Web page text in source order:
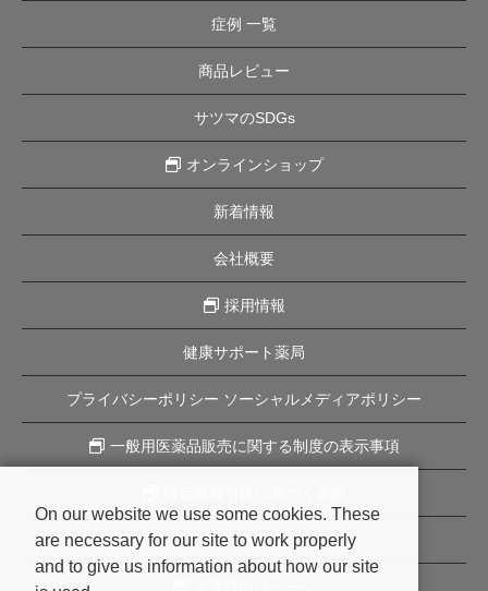
症例 一覧
商品レビュー
サツマのSDGs
オンラインショップ
新着情報
会社概要
採用情報
健康サポート薬局
プライバシーポリシー ソーシャルメディアポリシー
一般用医薬品販売に関する制度の表示事項
企業理念
On our website we use some cookies. These
are necessary for our site to work properly
and to give us information about how our site